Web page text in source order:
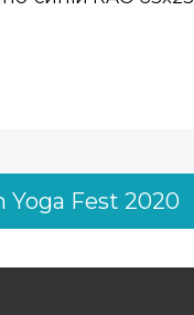
Yoga Fest 2020